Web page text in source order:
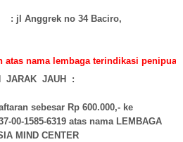
Anggrek no 34 Baciro,
terindikasi penipuan/ilegal.
JARAK JAUH :
sebesar Rp 600.000,- ke
00-1585-6319 atas nama LEMBAGA
MIND CENTER